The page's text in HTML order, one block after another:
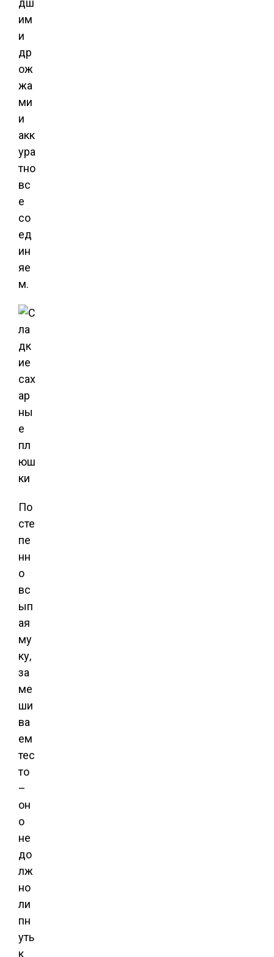
им
и
др
ож
жа
ми
и
акк
ура
тно
вс
е
со
ед
ин
яе
м.
По
сте
пе
нн
о
вс
ып
ая
му
ку,
за
ме
ши
ва
ем
тес
то
–
он
о
не
до
лж
но
ли
пн
уть
к